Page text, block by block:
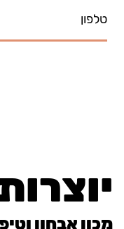
מכון אבחון